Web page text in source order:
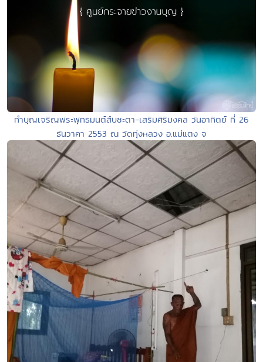
ทำบุญเจริญพระพุทธมนต์สืบชะตา-เสริมศิริมงคล วันอาทิตย์ ที่ 26
ธันวาคา 2553 ณ วัดทุ่งหลวง อ.แม่แตง จ